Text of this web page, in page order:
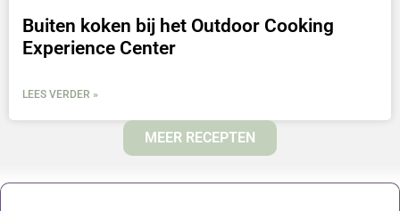
Buiten koken bij het Outdoor Cooking
Experience Center
LEES VERDER »
MEER RECEPTEN